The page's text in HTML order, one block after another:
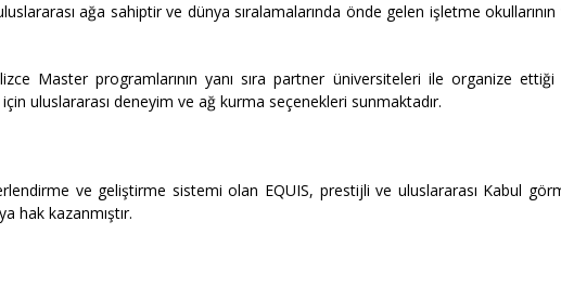
ağa sahiptir ve dünya sıralamalarında önde gelen işletme
Master programlarının yanı sıra partner üniversiteleri ile organize
uluslararası deneyim ve ağ kurma seçenekleri sunmaktadır.
ve geliştirme sistemi olan EQUIS, prestijli ve uluslararası Kabul
hak kazanmıştır.